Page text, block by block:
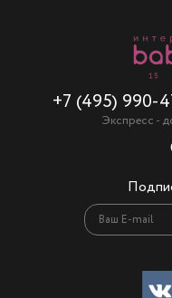
+7 (495) 990-
Экспресс -